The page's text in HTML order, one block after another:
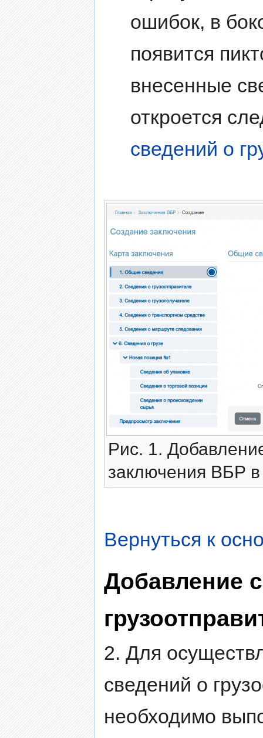
ошибок, в
появится
внесенные
откроется
сведений о
Рис. 1.
заключения ВБР
Вернуться к
Добавление
2. Для
сведений о
необходимо